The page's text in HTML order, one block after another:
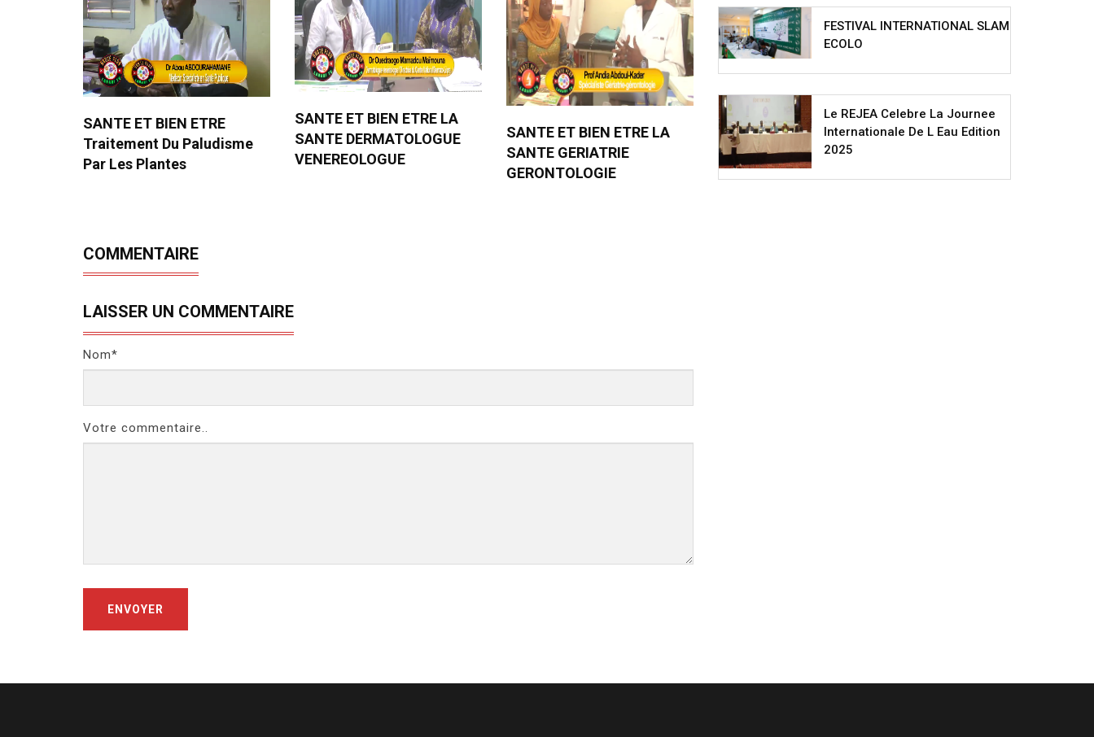
SANTE ET BIEN ETRE
Traitement Du Paludisme
Par Les Plantes
SANTE ET BIEN ETRE LA
SANTE DERMATOLOGUE
VENEREOLOGUE
SANTE ET BIEN ETRE LA
SANTE GERIATRIE
GERONTOLOGIE
COMMENTAIRE
LAISSER UN COMMENTAIRE
Nom*
Votre commentaire..
ENVOYER
FESTIVAL INTERNATIONAL SLAM
ECOLO
Le REJEA Celebre La Journee
Internationale De L Eau Edition
2025